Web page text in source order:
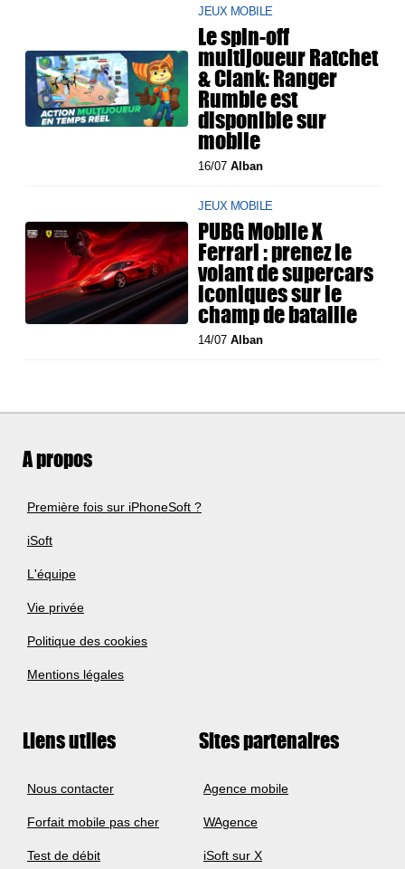
JEUX MOBILE
Le spin-off
multijoueur Ratchet
& Clank: Ranger
Rumble est
disponible sur
mobile
16/07Alban
JEUX MOBILE
PUBG Mobile X
Ferrari : prenez le
volant de supercars
iconiques sur le
champ de bataille
14/07Alban
A propos
Première fois sur iPhoneSoft ?
iSoft
L'équipe
Vie privée
Politique des cookies
Mentions légales
Liens utiles
Nous contacter
Forfait mobile pas cher
Test de débit
Sites partenaires
Agence mobile
WAgence
iSoft sur X